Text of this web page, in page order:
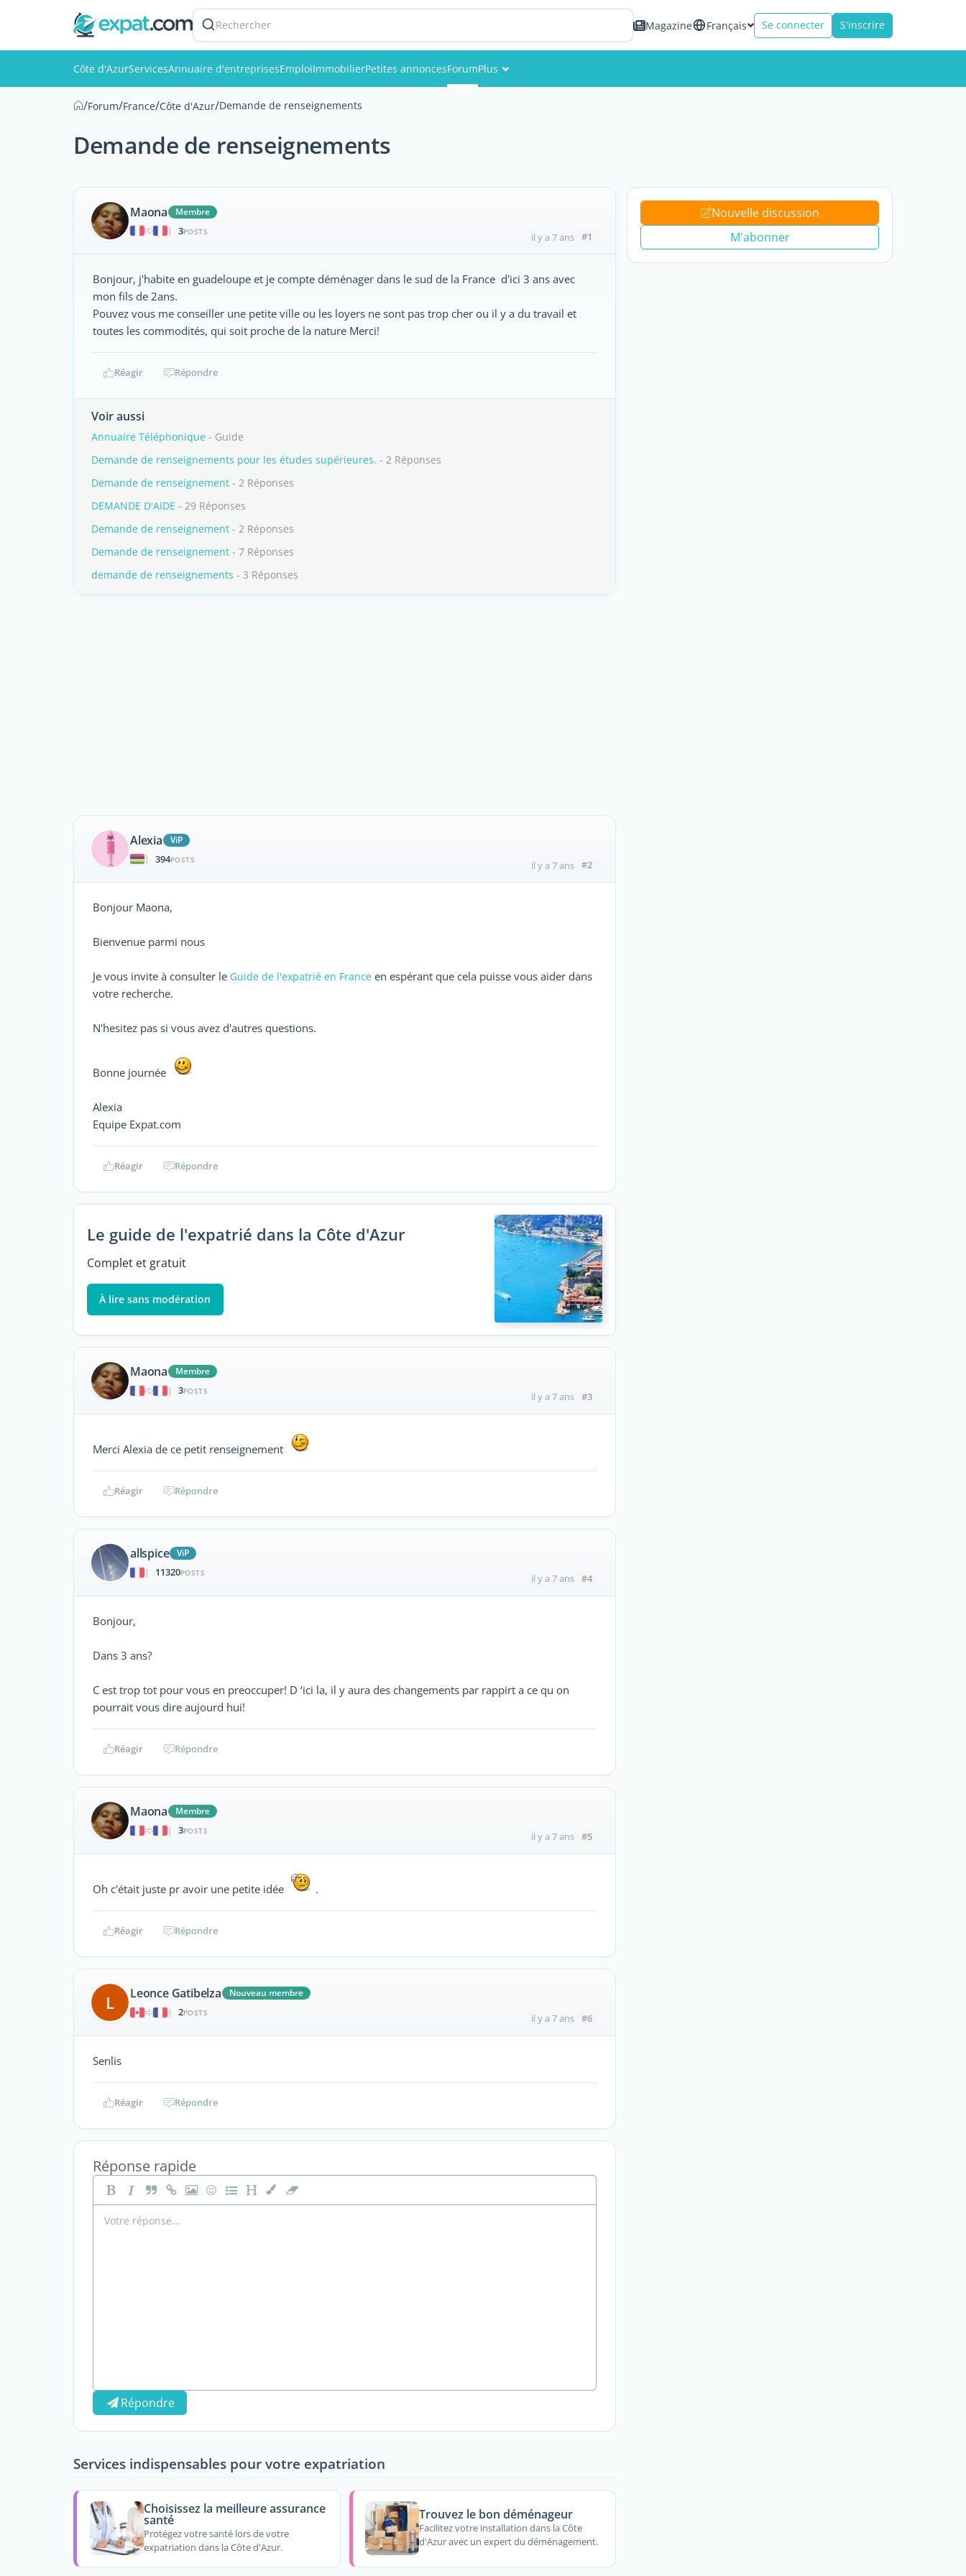
Rechercher Magazine Français Se connecter S'inscrire
Côte d'AzurServicesAnnuaire d'entreprisesEmploiImmobilierPetites annoncesForumPlus
/Forum/France/Côte d'Azur/Demande de renseignements
Demande de renseignements
Maona
Membre
|
3POSTS il y a 7 ans #1
Bonjour, j'habite en guadeloupe et je compte déménager dans le sud de la France d'ici 3 ans avec
mon fils de 2ans.
Pouvez vous me conseiller une petite ville ou les loyers ne sont pas trop cher ou il y a du travail et
toutes les commodités, qui soit proche de la nature Merci!
Réagir Répondre
Voir aussi
Annuaire Téléphonique - Guide
Demande de renseignements pour les études supérieures. - 2 Réponses
Demande de renseignement - 2 Réponses
DEMANDE D'AIDE - 29 Réponses
Demande de renseignement - 2 Réponses
Demande de renseignement - 7 Réponses
demande de renseignements - 3 Réponses
Alexia
ViP
|
394POSTS il y a 7 ans #2
Bonjour Maona,
Bienvenue parmi nous
Je vous invite à consulter le Guide de l'expatrié en France en espérant que cela puisse vous aider dans
votre recherche.
N'hesitez pas si vous avez d'autres questions.
Bonne journée
Alexia
Equipe Expat.com
Réagir Répondre
Le guide de l'expatrié dans la Côte d'Azur
Complet et gratuit
À lire sans modération
Maona
Membre
|
3POSTS il y a 7 ans #3
Merci Alexia de ce petit renseignement
Réagir Répondre
allspice
ViP
|
11320POSTS il y a 7 ans #4
Bonjour,
Dans 3 ans?
C est trop tot pour vous en preoccuper! D ‘ici la, il y aura des changements par rappirt a ce qu on
pourrait vous dire aujourd hui!
Réagir Répondre
Maona
Membre
|
3POSTS il y a 7 ans #5
Oh c'était juste pr avoir une petite idée .
Réagir Répondre
L Leonce Gatibelza
Nouveau membre
|
2POSTS il y a 7 ans #6
Senlis
Réagir Répondre
Réponse rapide
Répondre
Services indispensables pour votre expatriation
Choisissez la meilleure assurance
santé
Protégez votre santé lors de votre
expatriation dans la Côte d'Azur.
Trouvez le bon déménageur
Facilitez votre installation dans la Côte
d'Azur avec un expert du déménagement.
Nouvelle discussion
M'abonner